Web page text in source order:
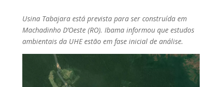
Usina Tabajara está prevista para ser construída em
Machadinho D’Oeste (RO). Ibama informou que estudos
ambientais da UHE estão em fase inicial de análise.